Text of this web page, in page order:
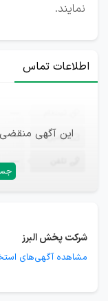
نمایند.
اطلاعات تماس
این آگهی
ایمیل —
—
شرکت پخش البرز
مشاهده آگهی‌های